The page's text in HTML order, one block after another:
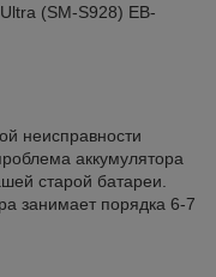
(SM-S928) EB-
неисправности
аккумулятора
старой батареи.
занимает порядка 6-7